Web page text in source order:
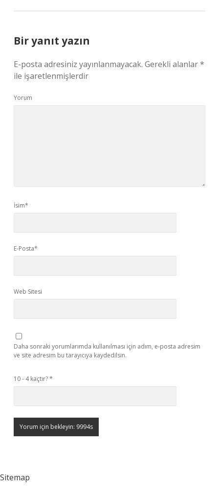
Bir yanıt yazın
E-posta adresiniz yayınlanmayacak. Gerekli alanlar*
ile işaretlenmişlerdir
Yorum
İsim*
E-Posta*
Web Sitesi
Daha sonraki yorumlarımda kullanılması için adım, e-posta adresim
ve site adresim bu tarayıcıya kaydedilsin.
10 - 4 kaçtır?*
Sitemap